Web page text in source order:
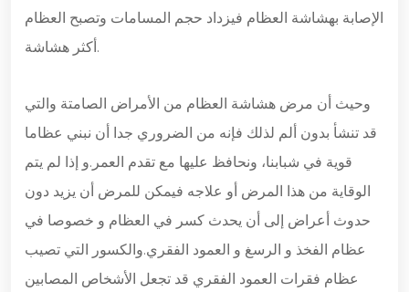
الإصابة بهشاشة العظام فيزداد حجم المسامات وتصبح العظام
أكثر هشاشة.
وحيث أن مرض هشاشة العظام من الأمراض الصامتة والتي
قد تنشأ بدون ألم لذلك فإنه من الضروري جدا أن نبني عظاما
قوية في شبابنا، ونحافظ عليها مع تقدم العمر.و إذا لم يتم
الوقاية من هذا المرض أو علاجه فيمكن للمرض أن يزيد دون
حدوث أعراض إلى أن يحدث كسر في العظام و خصوصا في
عظام الفخذ و الرسغ و العمود الفقري.والكسور التي تصيب
عظام فقرات العمود الفقري قد تجعل الأشخاص المصابين